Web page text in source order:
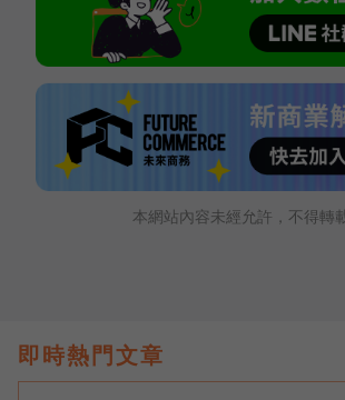
本網站內容未經允許，不得轉載
即時熱門文章